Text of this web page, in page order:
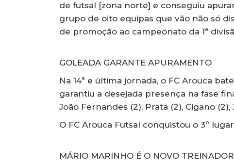
de futsal [zona norte] e conseguiu
grupo de oito equipas que vão não só
de promoção ao campeonato da 1ª
GOLEADA GARANTE APURAMENTO
Na 14ª e última jornada, o FC Arouca
garantiu a desejada presença na fase
João Fernandes (2), Prata (2), Cigano
O FC Arouca Futsal conquistou o 3º
MÁRIO MARINHO É O NOVO TREINADOR